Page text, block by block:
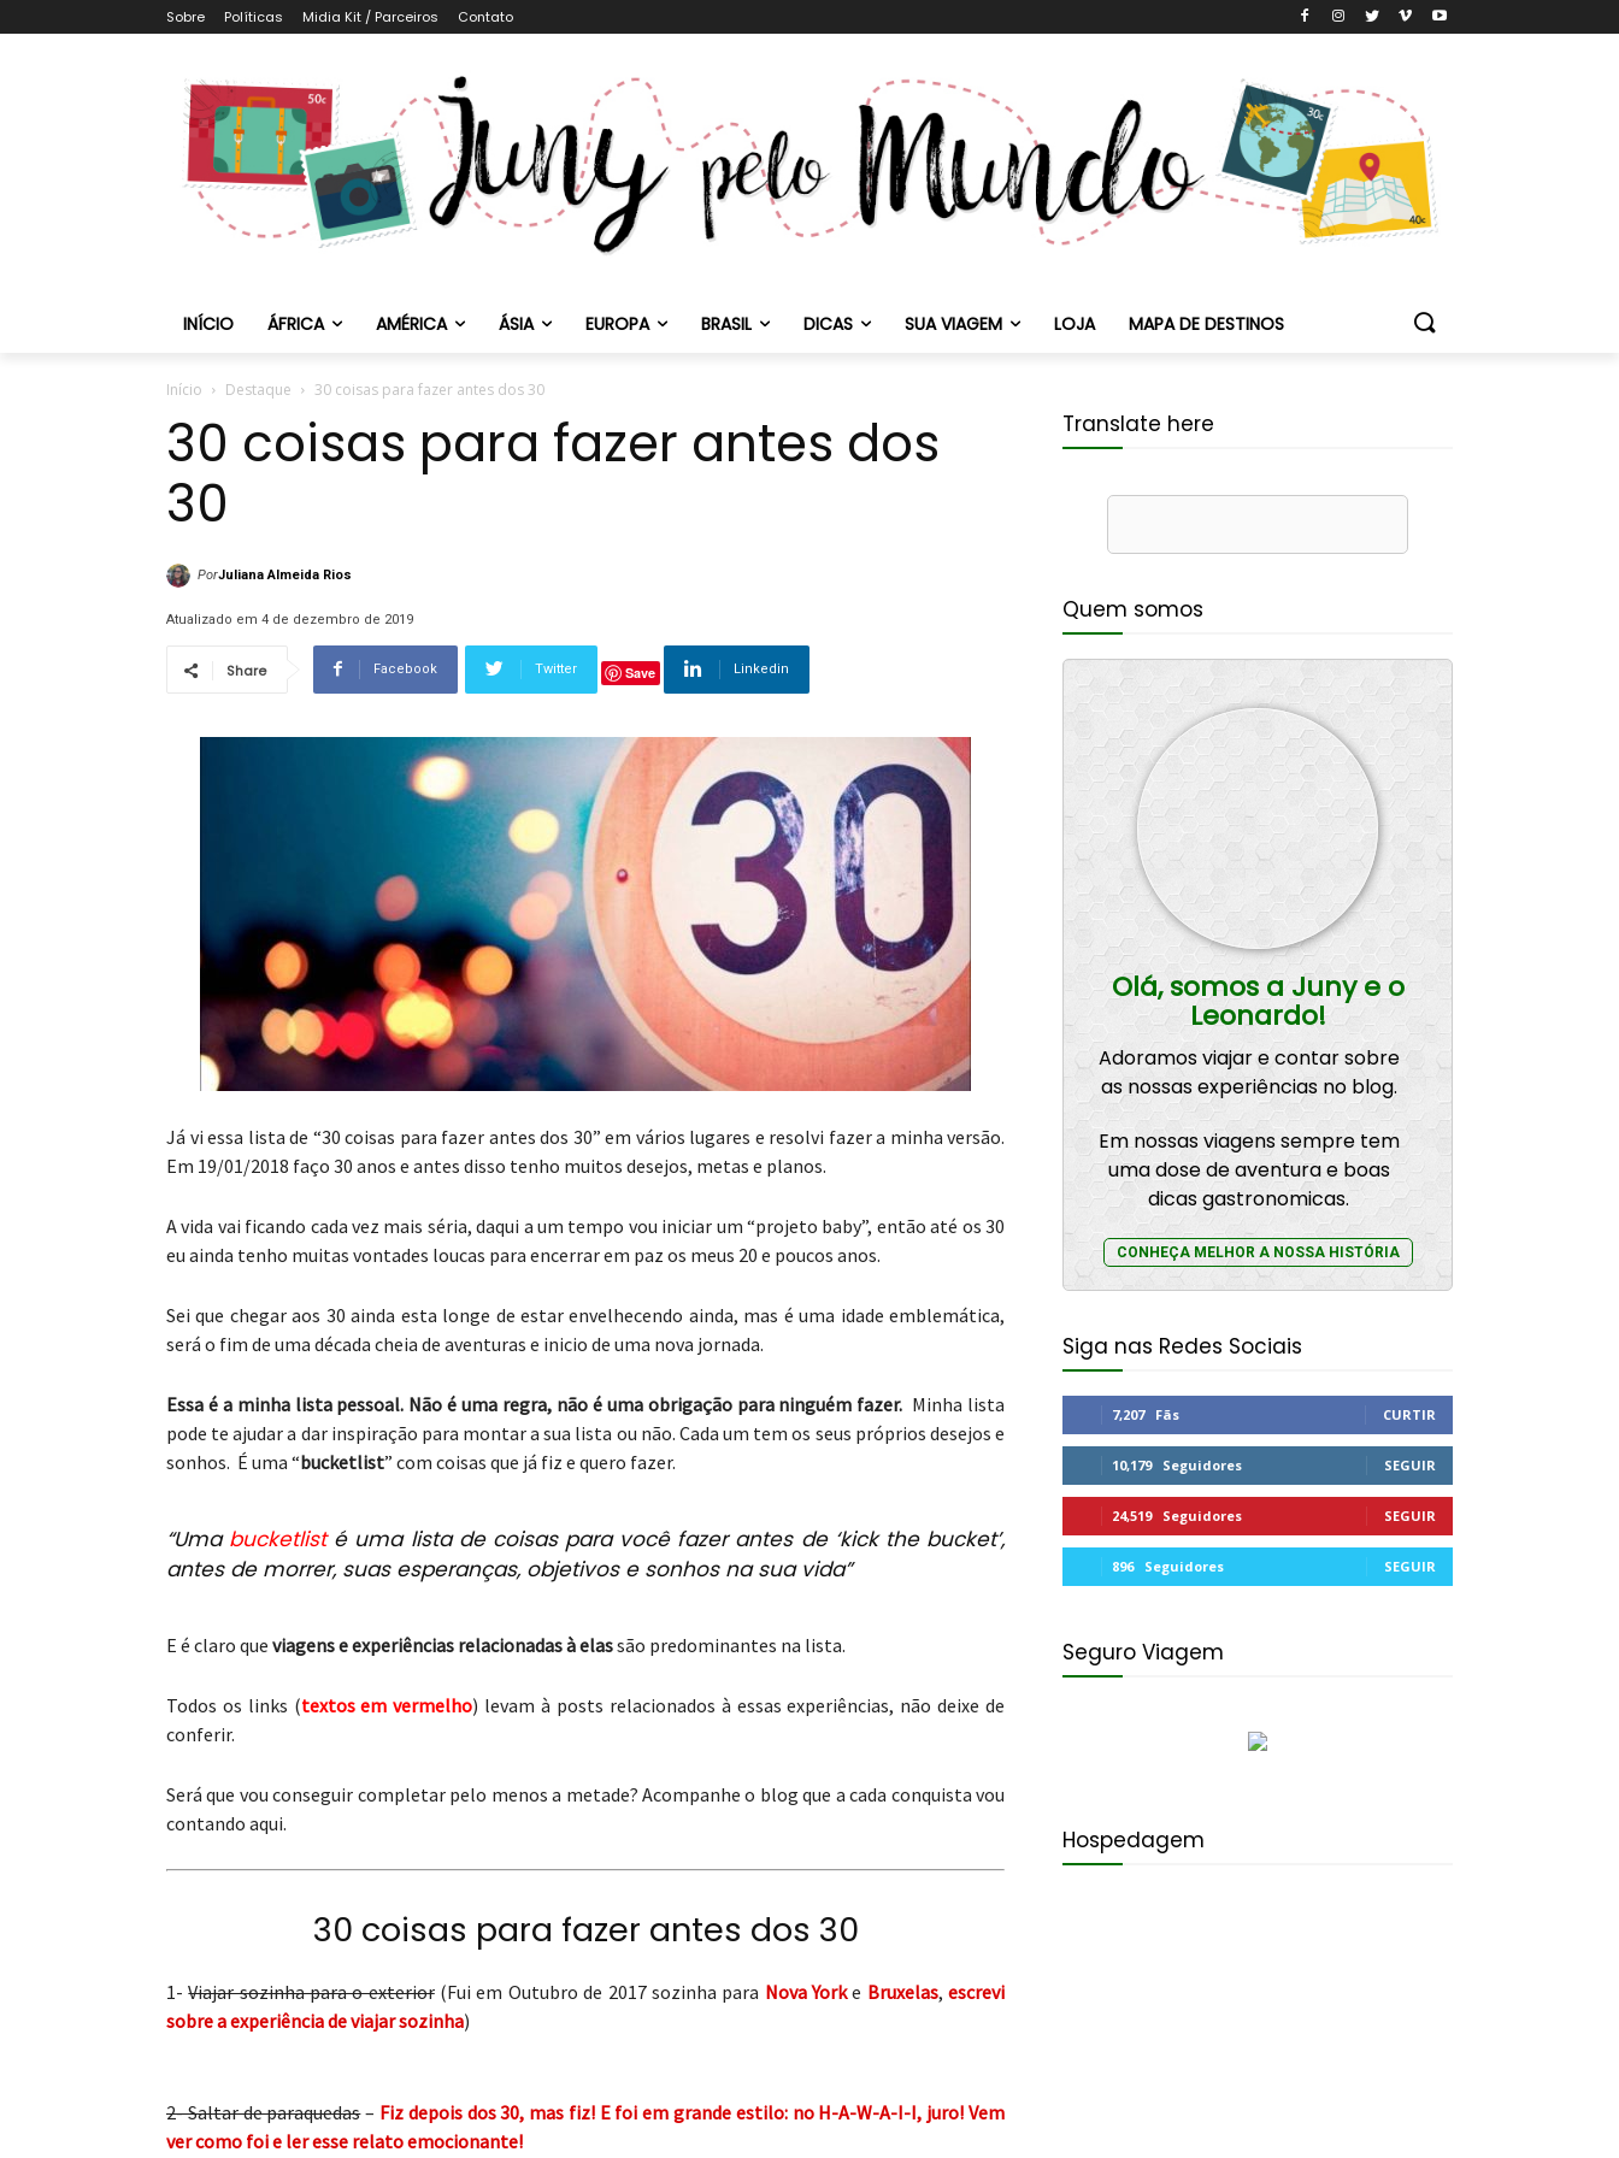
Sobre Políticas Midia Kit / Parceiros Contato
INÍCIO ÁFRICA AMÉRICA ÁSIA EUROPA BRASIL DICAS SUA VIAGEM LOJA MAPA DE DESTINOS
Início Destaque 30 coisas para fazer antes dos 30
30 coisas para fazer antes dos
30
PorJuliana Almeida Rios
Atualizado em 4 de dezembro de 2019
Share Facebook Twitter Save Linkedin
Já vi essa lista de “30 coisas para fazer antes dos 30” em vários lugares e resolvi fazer a minha versão.
Em 19/01/2018 faço 30 anos e antes disso tenho muitos desejos, metas e planos.
A vida vai ficando cada vez mais séria, daqui a um tempo vou iniciar um “projeto baby”, então até os 30
eu ainda tenho muitas vontades loucas para encerrar em paz os meus 20 e poucos anos.
Sei que chegar aos 30 ainda esta longe de estar envelhecendo ainda, mas é uma idade emblemática,
será o fim de uma década cheia de aventuras e inicio de uma nova jornada.
Essa é a minha lista pessoal. Não é uma regra, não é uma obrigação para ninguém fazer. Minha lista
pode te ajudar a dar inspiração para montar a sua lista ou não. Cada um tem os seus próprios desejos e
sonhos. É uma “bucketlist” com coisas que já fiz e quero fazer.
“Uma bucketlisté uma lista de coisas para você fazer antes de ‘kick the bucket’,
antes de morrer, suas esperanças, objetivos e sonhos na sua vida”
E é claro que viagens e experiências relacionadas à elassão predominantes na lista.
Todos os links (textos em vermelho) levam à posts relacionados à essas experiências, não deixe de
conferir.
Será que vou conseguir completar pelo menos a metade? Acompanhe o blog que a cada conquista vou
contando aqui.
30 coisas para fazer antes dos 30
1-Viajar sozinha para o exterior(Fui em Outubro de 2017 sozinha para Nova Yorke Bruxelas,escrevi
sobre a experiência de viajar sozinha)
2- Saltar de paraquedas– Fiz depois dos 30, mas fiz! E foi em grande estilo: no H-A-W-A-I-I, juro! Vem
ver como foi e ler esse relato emocionante!
Translate here
Quem somos
Olá, somos a Juny e o
Leonardo!
Adoramos viajar e contar sobre
as nossas experiências no blog.
Em nossas viagens sempre tem
uma dose de aventura e boas
dicas gastronomicas.
CONHEÇA MELHOR A NOSSA HISTÓRIA
Siga nas Redes Sociais
7,207 Fãs CURTIR
10,179 Seguidores SEGUIR
24,519 Seguidores SEGUIR
896 Seguidores SEGUIR
Seguro Viagem
Hospedagem